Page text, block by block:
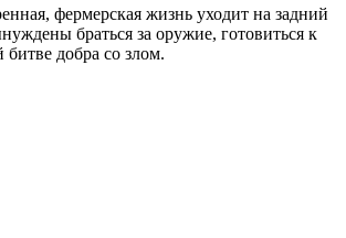
фермерская жизнь уходит на задний
браться за оружие, готовиться к
добра со злом.